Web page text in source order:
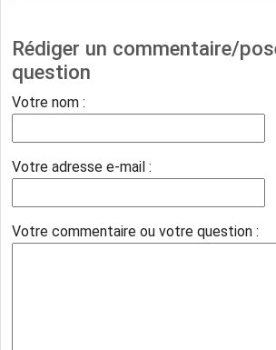
Rédiger un commentaire/
question
Votre nom :
Votre adresse e-mail :
Votre commentaire ou votre question :